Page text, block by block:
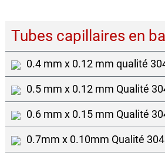
Tubes capillaires en
0.4 mm x 0.12 mm qualité
0.5 mm x 0.12 mm Qualité
0.6 mm x 0.15 mm Qualité
0.7mm x 0.10mm Qualité